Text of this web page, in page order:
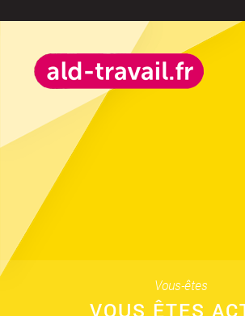
Vous-êtes
VOUS ÊTES